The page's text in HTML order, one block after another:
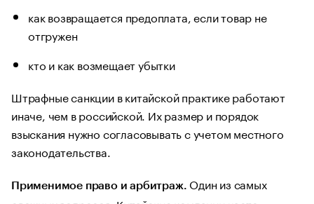
как возвращается предоплата, если товар не
отгружен
кто и как возмещает убытки
Штрафные санкции в китайской практике работают
иначе, чем в российской. Их размер и порядок
взыскания нужно согласовывать с учетом местного
законодательства.
Применимое право и арбитраж. Один из самых